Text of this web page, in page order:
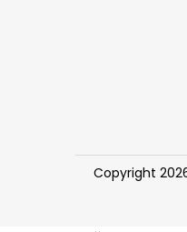
Copyright